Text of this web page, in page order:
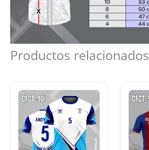
Productos relacionados